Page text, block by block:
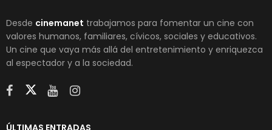
Desde cinemanet trabajamos para fomentar un cine con
valores humanos, familiares, cívicos, sociales y educativos.
Un cine que vaya más allá del entretenimiento y enriquezca
al espectador y a la sociedad.
ÚLTIMAS ENTRADAS